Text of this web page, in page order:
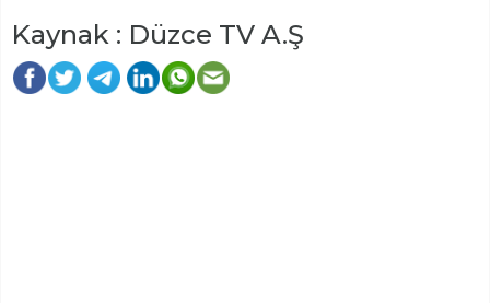
Kaynak : Düzce TV A.Ş